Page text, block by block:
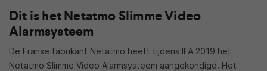
Dit is het Netatmo Slimme Video
Alarmsysteem
De Franse fabrikant Netatmo heeft tijdens IFA 2019 het
Netatmo Slimme Video Alarmsysteem aangekondigd. Het